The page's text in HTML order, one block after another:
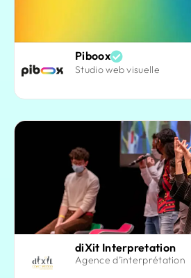
Piboox
Studio web visuelle
diXit Interpretation
Agence d’interprétation